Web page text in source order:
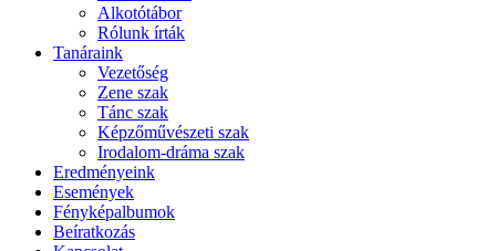
Alkotótábor
Rólunk írták
Tanáraink
Vezetőség
Zene szak
Tánc szak
Képzőművészeti szak
Irodalom-dráma szak
Eredményeink
Események
Fényképalbumok
Beíratkozás